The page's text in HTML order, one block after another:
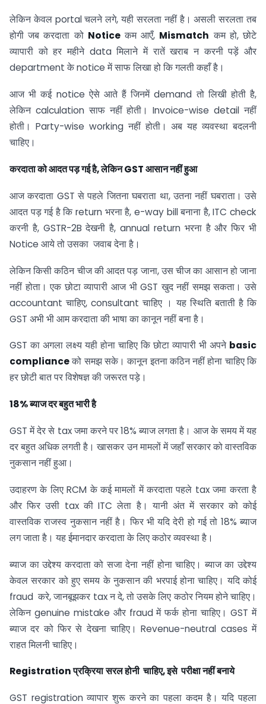
लेकिन केवल portal चलने लगे, यही सरलता नहीं है। असली सरलता तब
होगी जब करदाता को Noticeकम आएँ, Mismatch कम हो, छोटे
व्यापारी को हर महीने data मिलाने में रातें खराब न करनी पड़ें और
department के notice में साफ लिखा हो कि गलती कहाँ है।
आज भी कई notice ऐसे आते हैं जिनमें demand तो लिखी होती है,
लेकिन calculation साफ नहीं होती। Invoice-wise detail नहीं
होती। Party-wise working नहीं होती। अब यह व्यवस्था बदलनी
चाहिए।
करदाता को आदत पड़ गई है,लेकिनGSTआसान नहीं हुआ
आज करदाता GST से पहले जितना घबराता था, उतना नहीं घबराता। उसे
आदत पड़ गई है कि return भरना है, e-way bill बनाना है, ITC check
करनी है, GSTR-2B देखनी है, annual return भरना है और फिर भी
Notice आये तो उसका जवाब देना है।
लेकिन किसी कठिन चीज की आदत पड़ जाना, उस चीज का आसान हो जाना
नहीं होता। एक छोटा व्यापारी आज भी GST खुद नहीं समझ सकता। उसे
accountant चाहिए, consultant चाहिए । यह स्थिति बताती है कि
GST अभी भी आम करदाता की भाषा का कानून नहीं बना है।
GST का अगला लक्ष्य यही होना चाहिए कि छोटा व्यापारी भी अपने basic
complianceको समझ सके। कानून इतना कठिन नहीं होना चाहिए कि
हर छोटी बात पर विशेषज्ञ की जरूरत पड़े।
18%ब्याज दर बहुत भारी है
GST में देर से tax जमा करने पर 18% ब्याज लगता है। आज के समय में यह
दर बहुत अधिक लगती है। खासकर उन मामलों में जहाँ सरकार को वास्तविक
नुकसान नहीं हुआ।
उदाहरण के लिए RCM के कई मामलों में करदाता पहले tax जमा करता है
और फिर उसी tax की ITC लेता है। यानी अंत में सरकार को कोई
वास्तविक राजस्व नुकसान नहीं है। फिर भी यदि देरी हो गई तो 18% ब्याज
लग जाता है। यह ईमानदार करदाता के लिए कठोर व्यवस्था है।
ब्याज का उद्देश्य करदाता को सजा देना नहीं होना चाहिए। ब्याज का उद्देश्य
केवल सरकार को हुए समय के नुकसान की भरपाई होना चाहिए। यदि कोई
fraud करे, जानबूझकर tax न दे, तो उसके लिए कठोर नियम होने चाहिए।
लेकिन genuine mistake और fraud में फर्क होना चाहिए। GST में
ब्याज दर को फिर से देखना चाहिए। Revenue-neutral cases में
राहत मिलनी चाहिए।
Registrationप्रक्रियासरल होनी चाहिए,इसे परीक्षा नहीं बनाये
GST registration व्यापार शुरू करने का पहला कदम है। यदि पहला